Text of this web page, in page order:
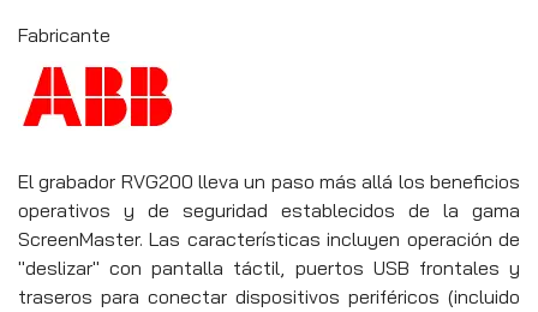
Fabricante
El grabador RVG200 lleva un paso más allá los beneficios
operativos y de seguridad establecidos de la gama
ScreenMaster. Las características incluyen operación de
"deslizar" con pantalla táctil, puertos USB frontales y
traseros para conectar dispositivos periféricos (incluido